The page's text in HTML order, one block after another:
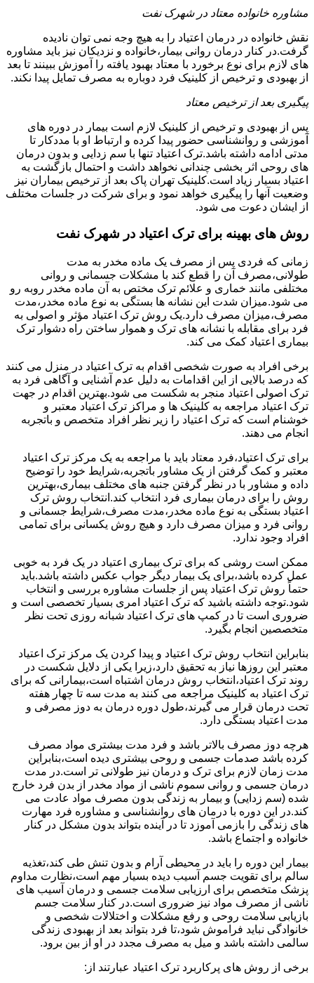
مشاوره خانواده معتاد در شهرک نفت
نقش خانواده در درمان اعتیاد را به هیچ وجه نمی توان نادیده
گرفت.در کنار درمان روانی بیمار،خانواده و نزدیکان نیز باید مشاوره
های لازم برای نوع برخورد با معتاد بهبود یافته را آموزش ببینند تا بعد
از بهبودی و ترخیص از کلینیک فرد دوباره به مصرف تمایل پیدا نکند.
پیگیری بعد از ترخیص معتاد
پس از بهبودی و ترخیص از کلینیک لازم است بیمار در دوره های
آموزشی و روانشناسی حضور پیدا کرده و ارتباط او با مددکار تا
مدتی ادامه داشته باشد.ترک اعتیاد تنها با سم زدایی و بدون درمان
های روحی اثر بخشی چندانی نخواهد داشت و احتمال بازگشت به
اعتیاد بسیار زیاد است.کلینیک تهران پاک بعد از ترخیص بیماران نیز
وضعیت آنها را پیگیری خواهد نمود و برای شرکت در جلسات مختلف
از ایشان دعوت می شود.
روش های بهینه برای ترک اعتیاد در شهرک نفت
زمانی که فردی پس از مصرف یک ماده مخدر به مدت
طولانی،مصرف آن را قطع کند با مشکلات جسمانی و روانی
مختلفی مانند خماری و علائم ترک مختص به آن ماده مخدر روبه رو
می شود.میزان شدت این نشانه ها بستگی به نوع ماده مخدر،مدت
مصرف،میزان مصرف دارد.یک روش ترک اعتیاد مؤثر و اصولی به
فرد برای مقابله با نشانه های ترک و هموار ساختن راه دشوار ترک
بیماری اعتیاد کمک می کند.
برخی افراد به صورت شخصی اقدام به ترک اعتیاد در منزل می کنند
که درصد بالایی از این اقدامات به دلیل عدم آشنایی و آگاهی فرد به
ترک اصولی اعتیاد منجر به شکست می شود.بهترین اقدام در جهت
ترک اعتیاد مراجعه به کلینیک ها و مراکز ترک اعتیاد معتبر و
خوشنام است که ترک اعتیاد را زیر نظر افراد متخصص و باتجربه
انجام می دهند.
برای ترک اعتیاد،فرد معتاد باید با مراجعه به یک مرکز ترک اعتیاد
معتبر و کمک گرفتن از یک مشاور باتجربه،شرایط خود را توضیح
داده و مشاور با در نظر گرفتن جنبه های مختلف بیماری،بهترین
روش را برای درمان بیماری فرد انتخاب کند.انتخاب روش ترک
اعتیاد بستگی به نوع ماده مخدر،مدت مصرف،شرایط جسمانی و
روانی فرد و میزان مصرف دارد و هیچ روش یکسانی برای تمامی
افراد وجود ندارد.
ممکن است روشی که برای ترک بیماری اعتیاد در یک فرد به خوبی
عمل کرده باشد،برای یک بیمار دیگر جواب عکس داشته باشد.باید
حتماً روش ترک اعتیاد پس از جلسات مشاوره بررسی و انتخاب
شود.توجه داشته باشید که ترک اعتیاد امری بسیار تخصصی است و
ضروری است تا در کمپ های ترک اعتیاد شبانه روزی تحت نظر
متخصصین انجام بگیرد.
بنابراین انتخاب روش ترک اعتیاد و پیدا کردن یک مرکز ترک اعتیاد
معتبر این روزها نیاز به تحقیق دارد،زیرا یکی از دلایل شکست در
روند ترک اعتیاد،انتخاب روش درمان اشتباه است،بیمارانی که برای
ترک اعتیاد به کلینیک مراجعه می کنند به مدت سه تا چهار هفته
تحت درمان قرار می گیرند،طول دوره درمان به دوز مصرفی و
مدت اعتیاد بستگی دارد.
هرچه دوز مصرف بالاتر باشد و فرد مدت بیشتری مواد مصرف
کرده باشد صدمات جسمی و روحی بیشتری دیده است،بنابراین
مدت زمان لازم برای ترک و درمان نیز طولانی تر است.در مدت
درمان جسمی و روانی سموم ناشی از مواد مخدر از بدن فرد خارج
شده (سم زدایی) و بیمار به زندگی بدون مصرف مواد عادت می
کند.در این دوره با درمان های روانشناسی و مشاوره فرد مهارت
های زندگی را بازمی آموزد تا در آینده بتواند بدون مشکل در کنار
خانواده و اجتماع باشد.
بیمار این دوره را باید در محیطی آرام و بدون تنش طی کند،تغذیه
سالم برای تقویت جسم آسیب دیده بسیار مهم است،نظارت مداوم
پزشک متخصص برای ارزیابی سلامت جسمی و درمان آسیب های
ناشی از مصرف مواد نیز ضروری است.در کنار سلامت جسم
بازیابی سلامت روحی و رفع مشکلات و اختلالات شخصی و
خانوادگی نباید فراموش شود،تا فرد بتواند بعد از بهبودی زندگی
سالمی داشته باشد و میل به مصرف مجدد در او از بین برود.
برخی از روش های پرکاربرد ترک اعتیاد عبارتند از: